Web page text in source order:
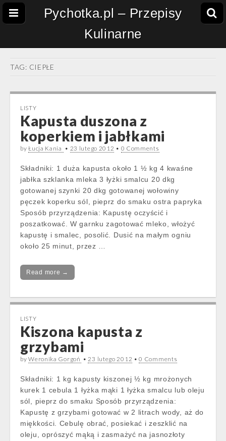
Pychotka.pl – Przepisy
Kulinarne
TAG: CIEPŁE
LISTY
Kapusta duszona z
koperkiem i jabłkami
byŁucja Kania • 23 lutego 2012 • 0 Comments
Składniki: 1 duża kapusta około 1 ½ kg 4 kwaśne
jabłka szklanka mleka 3 łyżki smalcu 20 dkg
gotowanej szynki 20 dkg gotowanej wołowiny
pęczek koperku sól, pieprz do smaku ostra papryka
Sposób przyrządzenia: Kapustę oczyścić i
poszatkować. W garnku zagotować mleko, włożyć
kapustę i smalec, posolić. Dusić na małym ogniu
około 25 minut, przez …
Read more →
LISTY
Kiszona kapusta z
grzybami
byWeronika Gorgoń •23 lutego 2012 •0 Comments
Składniki: 1 kg kapusty kiszonej ½ kg mrożonych
kurek 1 cebula 1 łyżka mąki 1 łyżka smalcu lub oleju
sól, pieprz do smaku Sposób przyrządzenia:
Kapustę z grzybami gotować w 2 litrach wody, aż do
miękkości. Cebulę obrać, posiekać i zeszklić na
oleju, oprószyć mąką i zasmażyć na jasnozłoty